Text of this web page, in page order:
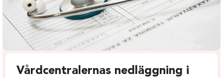
Vårdcentralernas nedläggning i